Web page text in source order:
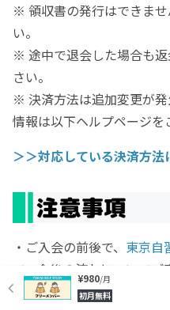
¥980/月
初月無料
※ 領収書の発行はできま
い。
※ 途中で退会した場合も
さい。
※ 決済方法は追加変更が
情報は以下ヘルプページを
＞＞対応している決済方法
・ご入会の前後で、 東京自
て、今後の流れについて
い致します。その際にコミ